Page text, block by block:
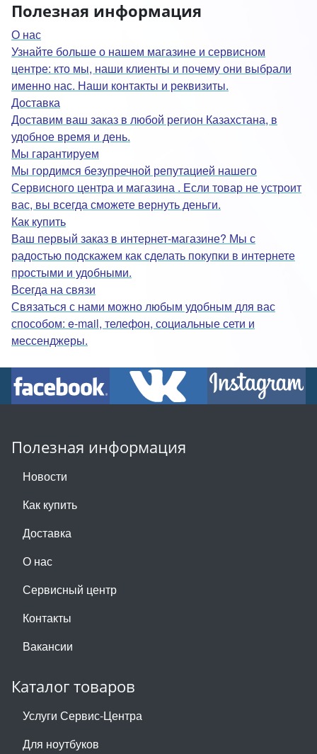
Полезная информация
О нас
Узнайте больше о нашем магазине и сервисном
центре: кто мы, наши клиенты и почему они выбрали
именно нас. Наши контакты и реквизиты.
Доставка
Доставим ваш заказ в любой регион Казахстана, в
удобное время и день.
Мы гарантируем
Мы гордимся безупречной репутацией нашего
Сервисного центра и магазина . Если товар не устроит
вас, вы всегда сможете вернуть деньги.
Как купить
Ваш первый заказ в интернет-магазине? Мы с
радостью подскажем как сделать покупки в интернете
простыми и удобными.
Всегда на связи
Связаться с нами можно любым удобным для вас
способом: e-mail, телефон, социальные сети и
мессенджеры.
Полезная информация
Новости
Как купить
Доставка
О нас
Сервисный центр
Контакты
Вакансии
Каталог товаров
Услуги Сервис-Центра
Для ноутбуков